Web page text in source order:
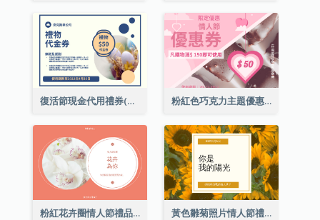
復活節現金代用禮券(附使用細則) 粉紅色巧克力主題優惠券
粉紅花卉圈情人節禮品卡 黃色雛菊照片情人節禮品卡